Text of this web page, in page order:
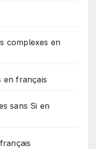
complexes en
en français
sans Si en